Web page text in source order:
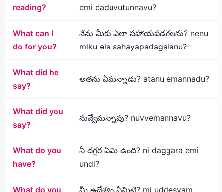
reading?
emi caduvutunnavu?
What can I
do for you?
నేను మీకు ఎలా సహాయపడగలను? nenu
miku ela sahayapadagalanu?
What did he
say?
అతను ఏమన్నాడు? atanu emannadu?
What did you
say?
నువ్వేమన్నావు? nuvvemannavu?
What do you
have?
నీ దగ్గర ఏమి ఉంది? ni daggara emi
undi?
What do you మీ ఉద్దేశ్యం ఏమిటి? mi uddesyam